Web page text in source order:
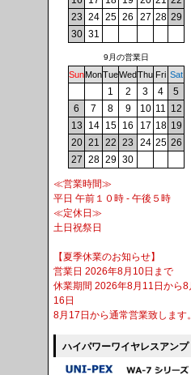
23 24 25 26 27 28 29
30 31
9月の営業日
SunMonTueWedThu Fri Sat
1 2 3 4
5
6
7 8 9 10 11 12
13
14 15 16 17 18 19
20 21 22 23 24 25 26
27 28 29 30
≪営業時間≫
平日 午前１０時 - 午後５時
≪定休日≫
土日祝祭日
【夏季休業のお知らせ】
営業日 2026年8月10日まで
休業期間 2026年8月11日から8
16日
8月17日から通常営業致します。
ハイパワーワイヤレスアンプ